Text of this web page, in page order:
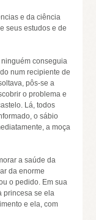
e da ciência
seus estudos e de
conseguia
num recipiente de
pôs-se a
o problema e
Lá, todos
o sábio
a moça
a saúde da
da enorme
o pedido. Em sua
princesa se ela
e ela, com